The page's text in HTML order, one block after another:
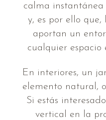
calma instantánea
y, es por ello que,
aportan un
cualquier espacio
En interiores, un
elemento natural,
Si estás
vertical en la